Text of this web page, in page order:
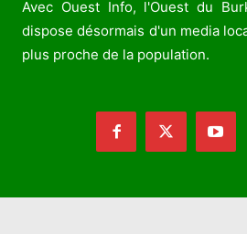
Avec Ouest Info, l'Ouest du
dispose désormais d'un media
plus proche de la population.